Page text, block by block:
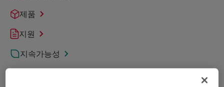
제품
지원
지속가능성